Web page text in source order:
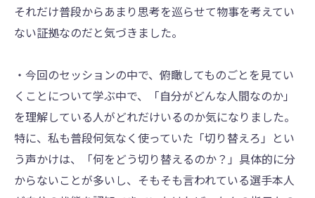
それだけ普段からあまり思考を巡らせて物事を考えてい
ない証拠なのだと気づきました。
・今回のセッションの中で、俯瞰してものごとを見てい
くことについて学ぶ中で、「自分がどんな人間なのか」
を理解している人がどれだけいるのか気になりました。
特に、私も普段何気なく使っていた「切り替えろ」とい
う声かけは、「何をどう切り替えるのか？」具体的に分
からないことが多いし、そもそも言われている選手本人